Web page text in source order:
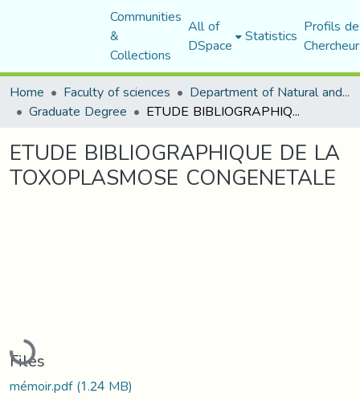
Communities
&
Collections
All of
DSpace Statistics Profils
Home
Faculty of sciences Department of Natural and Life Sciences
Graduate Degree ETUDE BIBLIOGRAPHIQUE DE LA TOXOPLASMOSE CONGENETALE
ETUDE BIBLIOGRAPHIQUE DE LA
TOXOPLASMOSE CONGENETALE
Loading...
Files
mémoir.pdf(1.24 MB)